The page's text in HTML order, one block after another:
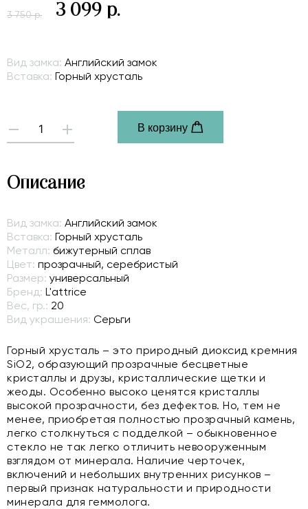
3 750 р. 3 099 р.
Вид замка: Английский замок
Вставка: Горный хрусталь
- +
В корзину
Описание
Вид замка: Английский замок
Вставка: Горный хрусталь
Металл: бижутерный сплав
Цвет: прозрачный, серебристый
Размер: универсальный
Бренд: L'attrice
Вес, гр.: 20
Вид украшения: Серьги
Горный хрусталь – это природный диоксид кремния
SiO2, образующий прозрачные бесцветные
кристаллы и друзы, кристаллические щетки и
жеоды. Особенно высоко ценятся кристаллы
высокой прозрачности, без дефектов. Но, тем не
менее, приобретая полностью прозрачный камень,
легко столкнуться с подделкой – обыкновенное
стекло не так легко отличить невооруженным
взглядом от минерала. Наличие черточек,
включений и небольших внутренних рисунков –
первый признак натуральности и природности
минерала для геммолога.